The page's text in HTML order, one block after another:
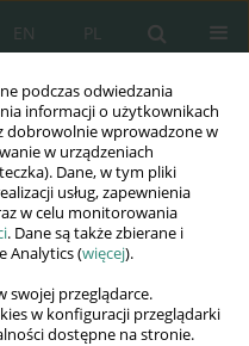
podczas odwiedzania
informacji o użytkownikach
dobrowolnie wprowadzone w
w urządzeniach
Dane, w tym pliki
usług, zapewnienia
w celu monitorowania
. Dane są także zbierane i
Analytics (więcej).
swojej przeglądarce.
w konfiguracji przeglądarki
dostępne na stronie.
PL
EN